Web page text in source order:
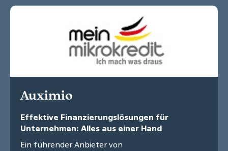
Auximio
Effektive Finanzierungslösungen für
Unternehmen: Alles aus einer Hand
Ein führender Anbieter von